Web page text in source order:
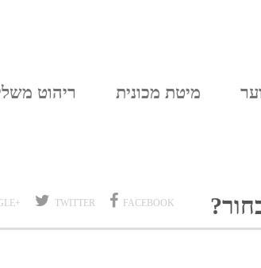
מיטת מכונית ריהוט
+GOOGLE TWITTER FACEBOOK